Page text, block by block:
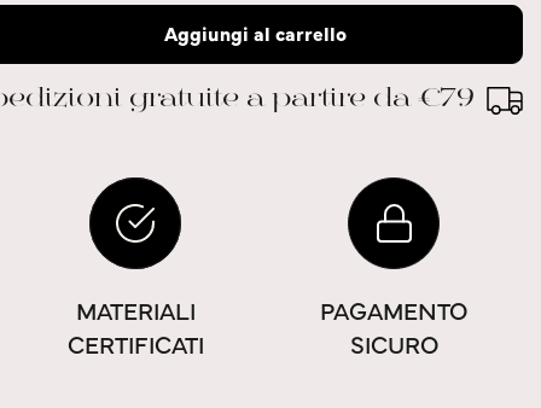
Aggiungi al carrello
gratuite a partire da €79
MATERIALI
CERTIFICATI
PAGAMENTO
SICURO